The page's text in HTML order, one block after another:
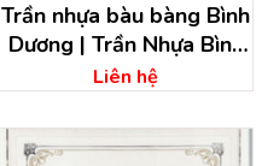
Trần nhựa bàu bàng Bình
Dương | Trần Nhựa Bình
Dương
Liên hệ